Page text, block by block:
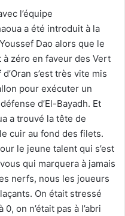
l’équipe
a été introduit à la
Dao alors que le
zéro en faveur des Vert
s’est très vite mis
pour exécuter un
d’El-Bayadh. Et
a trouvé la tête de
cuir au fond des filets.
le jeune talent qui s’est
qui marquera à jamais
nerfs, nous les joueurs
On était stressé
on n’était pas à l’abri